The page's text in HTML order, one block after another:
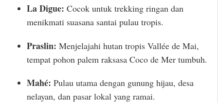
La Digue: Cocok untuk trekking ringan dan
menikmati suasana santai pulau tropis.
Praslin: Menjelajahi hutan tropis Vallée de Mai,
tempat pohon palem raksasa Coco de Mer tumbuh.
Mahé: Pulau utama dengan gunung hijau, desa
nelayan, dan pasar lokal yang ramai.